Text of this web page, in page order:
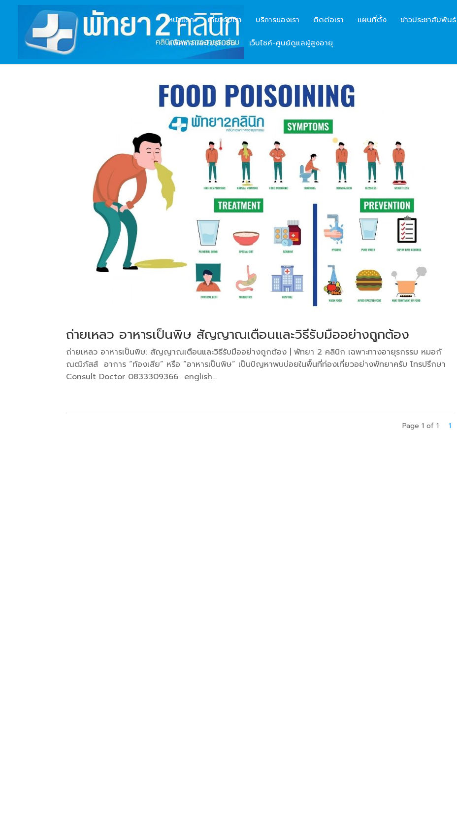
หน้าแรก เกี่ยวกับเรา บริการของเรา ติดต่อเรา แผนที่ตั้ง ข่าวประชาสัมพันธ์
แพ็คเกจและโปรโมชั่น เว็บไซค์-ศูนย์ดูแลผู้สูงอายุ
ถ่ายเหลว อาหารเป็นพิษ สัญญาณเตือนและวิธีรับมืออย่างถูกต้อง
ถ่ายเหลว อาหารเป็นพิษ: สัญญาณเตือนและวิธีรับมืออย่างถูกต้อง | พัทยา 2 คลินิก เฉพาะทางอายุรกรรม หมอกั
ณฒิภัสส์ อาการ “ท้องเสีย” หรือ “อาหารเป็นพิษ” เป็นปัญหาพบบ่อยในพื้นที่ท่องเที่ยวอย่างพัทยาครับ โทรปรึกษา
Consult Doctor 0833309366 english...
Page 1 of 1 1